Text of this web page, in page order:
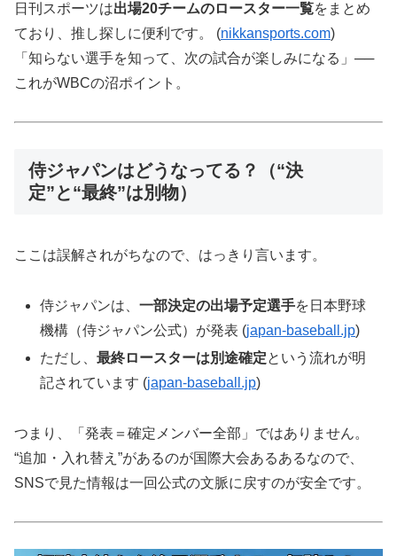
日刊スポーツは出場20チームのロースター一覧をまとめ
ており、推し探しに便利です。 (nikkansports.com)
「知らない選手を知って、次の試合が楽しみになる」──
これがWBCの沼ポイント。
侍ジャパンはどうなってる？（“決
定”と“最終”は別物）
ここは誤解されがちなので、はっきり言います。
侍ジャパンは、一部決定の出場予定選手を日本野球
機構（侍ジャパン公式）が発表 (japan-baseball.jp)
ただし、最終ロースターは別途確定という流れが明
記されています (japan-baseball.jp)
つまり、「発表＝確定メンバー全部」ではありません。
“追加・入れ替え”があるのが国際大会あるあるなので、
SNSで見た情報は一回公式の文脈に戻すのが安全です。